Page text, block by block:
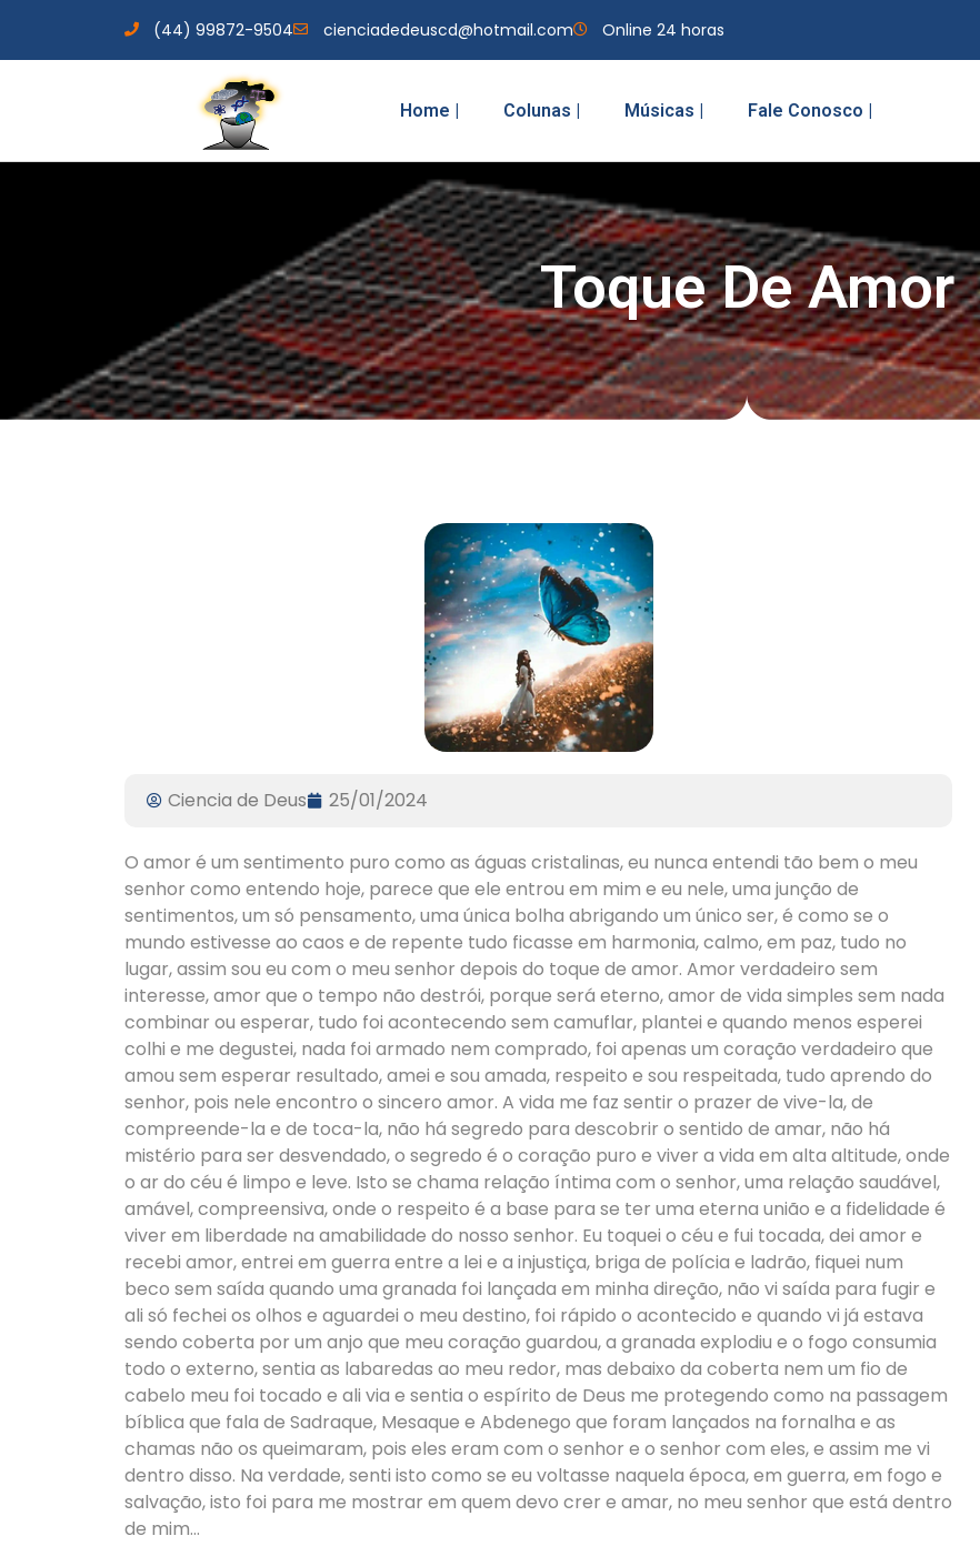
(44) 99872-9504 cienciadedeuscd@hotmail.com Online 24 horas
Home | Colunas | Músicas | Fale Conosco |
Toque De Amor
Ciencia de Deus 25/01/2024
O amor é um sentimento puro como as águas cristalinas, eu nunca entendi tão bem o meu
senhor como entendo hoje, parece que ele entrou em mim e eu nele, uma junção de
sentimentos, um só pensamento, uma única bolha abrigando um único ser, é como se o
mundo estivesse ao caos e de repente tudo ficasse em harmonia, calmo, em paz, tudo no
lugar, assim sou eu com o meu senhor depois do toque de amor. Amor verdadeiro sem
interesse, amor que o tempo não destrói, porque será eterno, amor de vida simples sem nada
combinar ou esperar, tudo foi acontecendo sem camuflar, plantei e quando menos esperei
colhi e me degustei, nada foi armado nem comprado, foi apenas um coração verdadeiro que
amou sem esperar resultado, amei e sou amada, respeito e sou respeitada, tudo aprendo do
senhor, pois nele encontro o sincero amor. A vida me faz sentir o prazer de vive-la, de
compreende-la e de toca-la, não há segredo para descobrir o sentido de amar, não há
mistério para ser desvendado, o segredo é o coração puro e viver a vida em alta altitude, onde
o ar do céu é limpo e leve. Isto se chama relação íntima com o senhor, uma relação saudável,
amável, compreensiva, onde o respeito é a base para se ter uma eterna união e a fidelidade é
viver em liberdade na amabilidade do nosso senhor. Eu toquei o céu e fui tocada, dei amor e
recebi amor, entrei em guerra entre a lei e a injustiça, briga de polícia e ladrão, fiquei num
beco sem saída quando uma granada foi lançada em minha direção, não vi saída para fugir e
ali só fechei os olhos e aguardei o meu destino, foi rápido o acontecido e quando vi já estava
sendo coberta por um anjo que meu coração guardou, a granada explodiu e o fogo consumia
todo o externo, sentia as labaredas ao meu redor, mas debaixo da coberta nem um fio de
cabelo meu foi tocado e ali via e sentia o espírito de Deus me protegendo como na passagem
bíblica que fala de Sadraque, Mesaque e Abdenego que foram lançados na fornalha e as
chamas não os queimaram, pois eles eram com o senhor e o senhor com eles, e assim me vi
dentro disso. Na verdade, senti isto como se eu voltasse naquela época, em guerra, em fogo e
salvação, isto foi para me mostrar em quem devo crer e amar, no meu senhor que está dentro
de mim…